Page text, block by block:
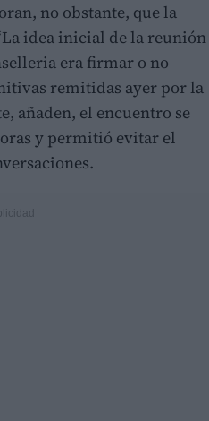
no obstante, que la
idea inicial de la reunión
era firmar o no
remitidas ayer por la
añaden, el encuentro se
y permitió evitar el